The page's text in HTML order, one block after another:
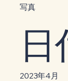
写真
日
2023年4月